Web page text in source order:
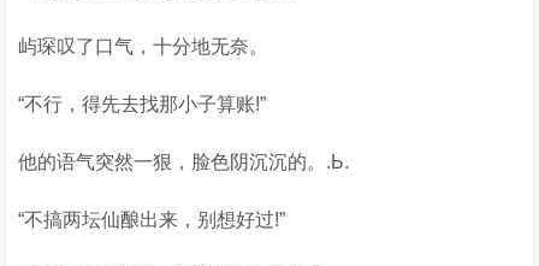
屿琛叹了口气，十分地无奈。
“不行，得先去找那小子算账!”
他的语气突然一狠，脸色阴沉沉的。.Ь.
“不搞两坛仙酿出来，别想好过!”